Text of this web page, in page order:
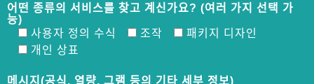
어떤 종류의 서비스를 찾고 계신가요? (여러 가지 선택 가
능)
사용자 정의 수식
조작
패키지 디자인
개인 상표
메시지(공식, 열량, 그램 등의 기타 세부 정보)